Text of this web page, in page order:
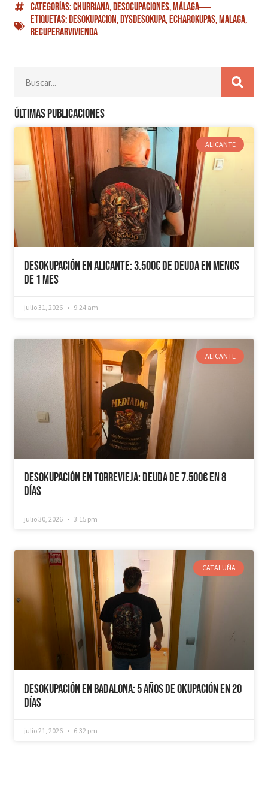
Categorías:Churriana, Desocupaciones, Málaga
Etiquetas: Desokupacion, DySDesokupa, EcharOkupas, Malaga,
RecuperarVivienda
Últimas publicaciones
ALICANTE
Desokupación en Alicante: 3.500€ de Deuda en Menos
de 1 mes
julio 31, 2026 9:24 am
ALICANTE
Desokupación en Torrevieja: Deuda de 7.500€ en 8
días
julio 30, 2026 3:15 pm
CATALUÑA
Desokupación en Badalona: 5 años de Okupación en 20
días
julio 21, 2026 6:32 pm